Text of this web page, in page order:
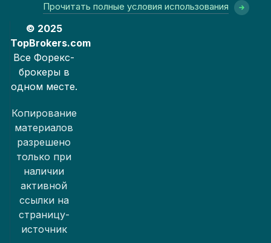
Прочитать полные условия использования
© 2025
TopBrokers.com
Все Форекс-
брокеры в
одном месте.
Копирование
материалов
разрешено
только при
наличии
активной
ссылки на
страницу-
источник